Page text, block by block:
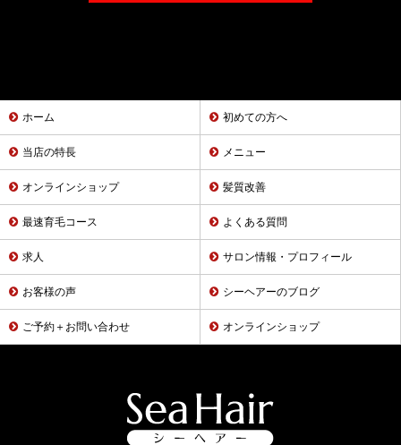
ホーム 初めての方へ
当店の特長 メニュー
オンラインショップ 髪質改善
最速育毛コース よくある質問
求人 サロン情報・プロフィール
お客様の声 シーヘアーのブログ
ご予約＋お問い合わせ オンラインショップ